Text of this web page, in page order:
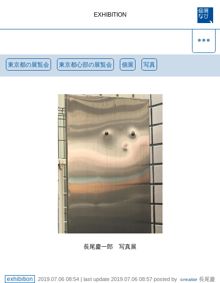
EXHIBITION
東京都の展覧会 東京都心部の展覧会 個展 写真
長尾慶一郎 写真展
exhibition 2019.07.06 08:54 | last update 2019.07.06 08:57 posted by creator 長尾慶